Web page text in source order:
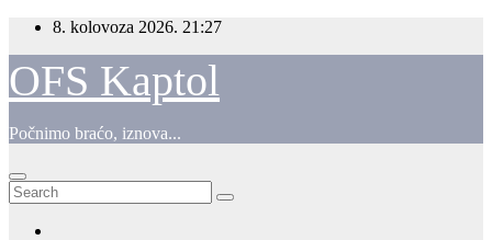
Skip
content
8. kolovoza 2026. 21:27
OFS Kaptol
Počnimo braćo, iznova...